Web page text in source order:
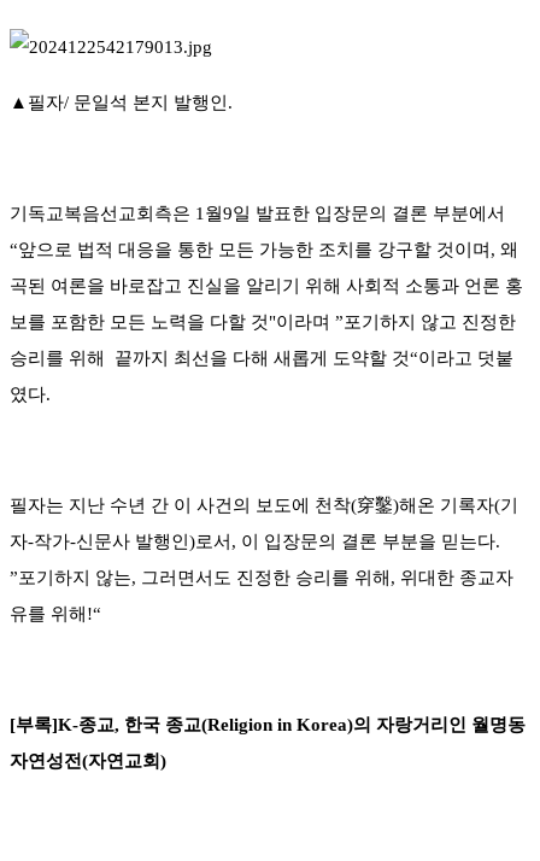
▲필자/ 문일석 본지 발행인.
기독교복음선교회측은 1월9일 발표한 입장문의 결론 부분에서
“앞으로 법적 대응을 통한 모든 가능한 조치를 강구할 것이며, 왜
곡된 여론을 바로잡고 진실을 알리기 위해 사회적 소통과 언론 홍
보를 포함한 모든 노력을 다할 것"이라며 ”포기하지 않고 진정한
승리를 위해 끝까지 최선을 다해 새롭게 도약할 것“이라고 덧붙
였다.
필자는 지난 수년 간 이 사건의 보도에 천착(穿鑿)해온 기록자(기
자-작가-신문사 발행인)로서, 이 입장문의 결론 부분을 믿는다.
”포기하지 않는, 그러면서도 진정한 승리를 위해, 위대한 종교자
유를 위해!“
[부록]K-종교, 한국 종교(Religion in Korea)의 자랑거리인 월명동
자연성전(자연교회)